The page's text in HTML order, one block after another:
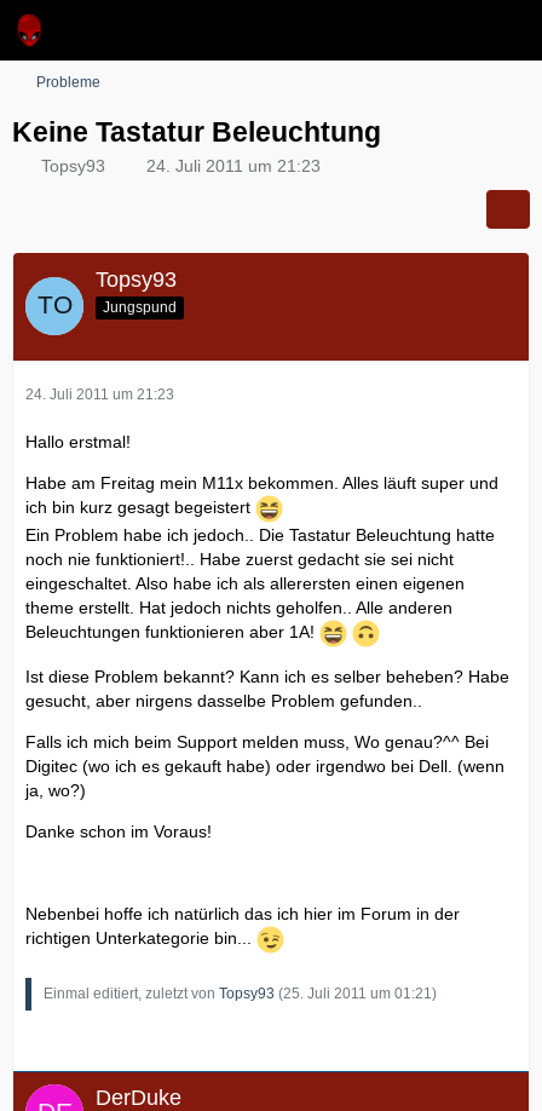
Probleme
Keine Tastatur Beleuchtung
Topsy93 24. Juli 2011 um 21:23
Topsy93
Jungspund
24. Juli 2011 um 21:23
Hallo erstmal!
Habe am Freitag mein M11x bekommen. Alles läuft super und
ich bin kurz gesagt begeistert
Ein Problem habe ich jedoch.. Die Tastatur Beleuchtung hatte
noch nie funktioniert!.. Habe zuerst gedacht sie sei nicht
eingeschaltet. Also habe ich als allerersten einen eigenen
theme erstellt. Hat jedoch nichts geholfen.. Alle anderen
Beleuchtungen funktionieren aber 1A!
Ist diese Problem bekannt? Kann ich es selber beheben? Habe
gesucht, aber nirgens dasselbe Problem gefunden..
Falls ich mich beim Support melden muss, Wo genau?^^ Bei
Digitec (wo ich es gekauft habe) oder irgendwo bei Dell. (wenn
ja, wo?)
Danke schon im Voraus!
Nebenbei hoffe ich natürlich das ich hier im Forum in der
richtigen Unterkategorie bin...
Einmal editiert, zuletzt von Topsy93 (25. Juli 2011 um 01:21 )
DerDuke